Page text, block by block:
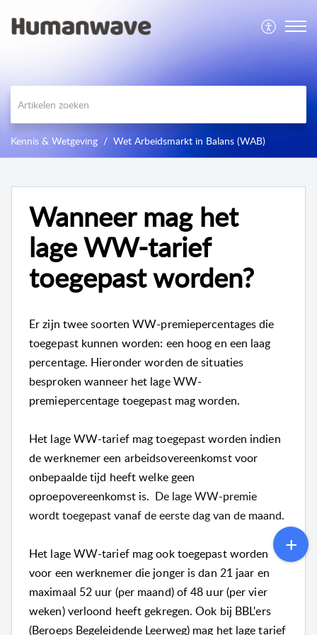
Kennis & Wetgeving Wet Arbeidsmarkt in Balans (WAB)
Wanneer mag het
lage WW-tarief
toegepast worden?
Er zijn twee soorten WW-premiepercentages die
toegepast kunnen worden: een hoog en een laag
percentage. Hieronder worden de situaties
besproken wanneer het lage WW-
premiepercentage toegepast mag worden.
Het lage WW-tarief mag toegepast worden indien
de werknemer een arbeidsovereenkomst voor
onbepaalde tijd heeft welke geen
oproepovereenkomst is. De lage WW-premie
wordt toegepast vanaf de eerste dag van de maand.
Het lage WW-tarief mag ook toegepast worden
voor een werknemer die jonger is dan 21 jaar en
maximaal 52 uur (per maand) of 48 uur (per vier
weken) verloond heeft gekregen. Ook bij BBL'ers
(Beroeps Begeleidende Leerweg) mag het lage tarief